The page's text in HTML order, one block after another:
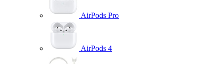
AirPods Pro
AirPods 4